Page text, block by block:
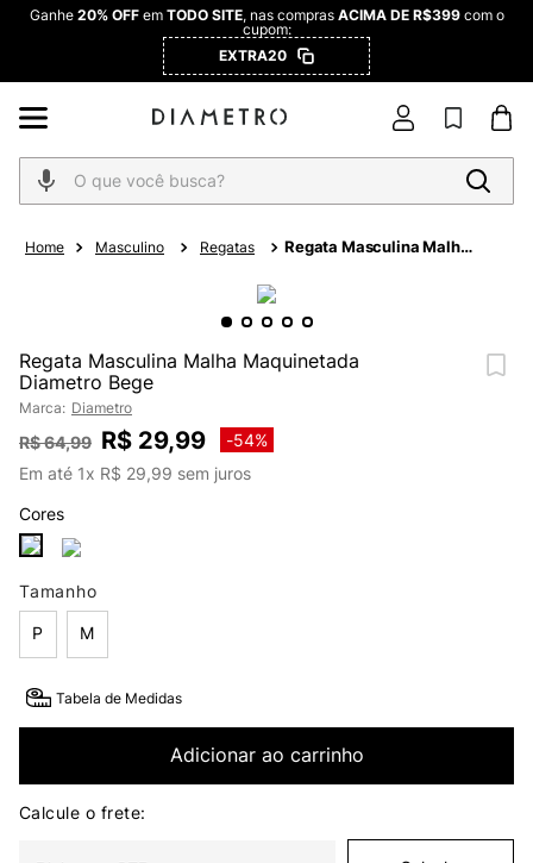
Ganhe 20% OFFem TODO SITE, nas compras ACIMA DE R$399com o
cupom:
EXTRA20
O que você busca?
Masculino Regatas
Regata Masculina Malha
Regata Masculina Malha Maquinetada
Diametro Bege
Marca: Diametro
R$64,99 R$ 29,99 -54%
Em até 1x R$ 29,99 sem juros
Cores
Tamanho
P M
Tabela de Medidas
Adicionar ao carrinho